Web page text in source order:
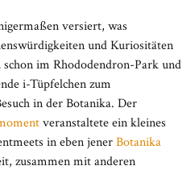
versiert, was
und Kuriositäten
im Rhododendron-Park und
i-Tüpfelchen zum
in der Botanika. Der
veranstaltete ein kleines
in eben jenerBotanika
zusammen mit anderen